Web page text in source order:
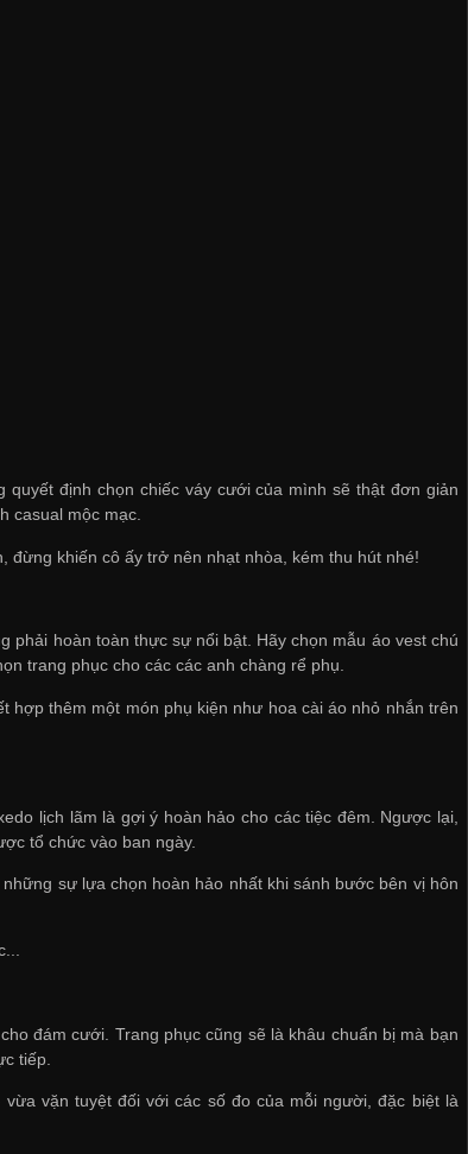
định chọn chiếc váy cưới của mình sẽ thật đơn giản
casual mộc mạc.
đừng khiến cô ấy trở nên nhạt nhòa, kém thu hút nhé!
phải hoàn toàn thực sự nổi bật. Hãy chọn mẫu áo vest chú
trang phục cho các các anh chàng rể phụ.
hợp thêm một món phụ kiện như hoa cài áo nhỏ nhắn trên
lịch lãm là gợi ý hoàn hảo cho các tiệc đêm. Ngược lại,
tổ chức vào ban ngày.
sự lựa chọn hoàn hảo nhất khi sánh bước bên vị hôn
đám cưới. Trang phục cũng sẽ là khâu chuẩn bị mà bạn
tiếp.
vặn tuyệt đối với các số đo của mỗi người, đặc biệt là